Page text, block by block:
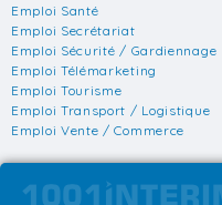
Emploi Santé
Emploi Secrétariat
Emploi Sécurité / Gardiennage
Emploi Télémarketing
Emploi Tourisme
Emploi Transport / Logistique
Emploi Vente / Commerce